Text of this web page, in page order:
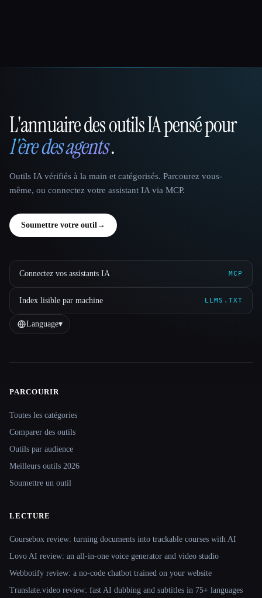
That AI Collection
L'annuaire des outils IA pensé pour
l'ère des agents.
Outils IA vérifiés à la main et catégorisés. Parcourez vous-
même, ou connectez votre assistant IA via MCP.
Soumettre votre outil→
Connectez vos assistants IA MCP
Index lisible par machine LLMS.TXT
Language▾
Site navigation
PARCOURIR
Toutes les catégories
Comparer des outils
Outils par audience
Meilleurs outils 2026
Soumettre un outil
LECTURE
Coursebox review: turning documents into trackable courses with AI
Lovo AI review: an all-in-one voice generator and video studio
Webbotify review: a no-code chatbot trained on your website
Translate.video review: fast AI dubbing and subtitles in 75+ languages